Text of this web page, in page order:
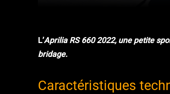
L’Aprilia RS 660 2022, une petite
bridage.
Caractéristiques